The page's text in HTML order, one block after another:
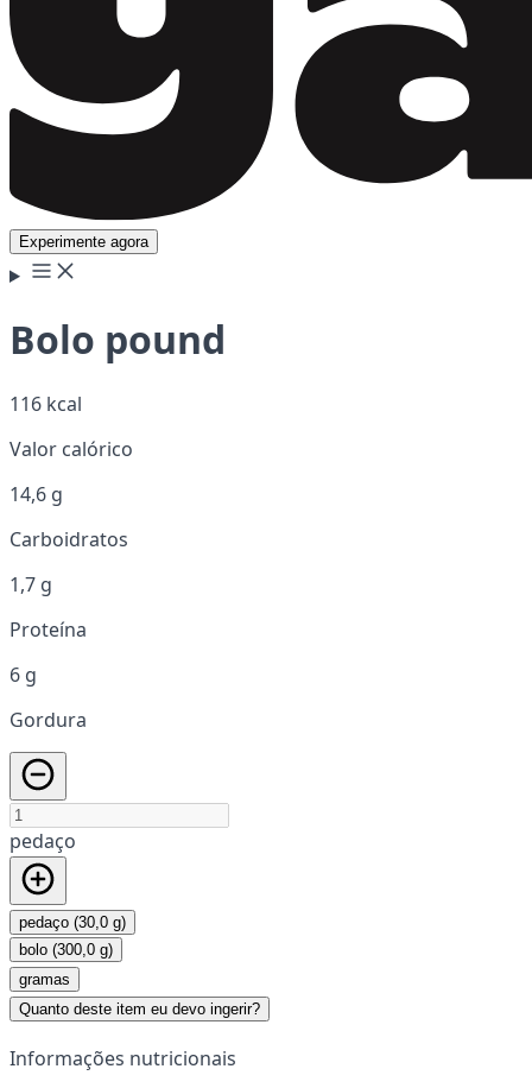
Experimente agora
Bolo pound
116 kcal
Valor calórico
14,6 g
Carboidratos
1,7 g
Proteína
6 g
Gordura
pedaço
pedaço (30,0 g)
bolo (300,0 g)
gramas
Quanto deste item eu devo ingerir?
Informações nutricionais